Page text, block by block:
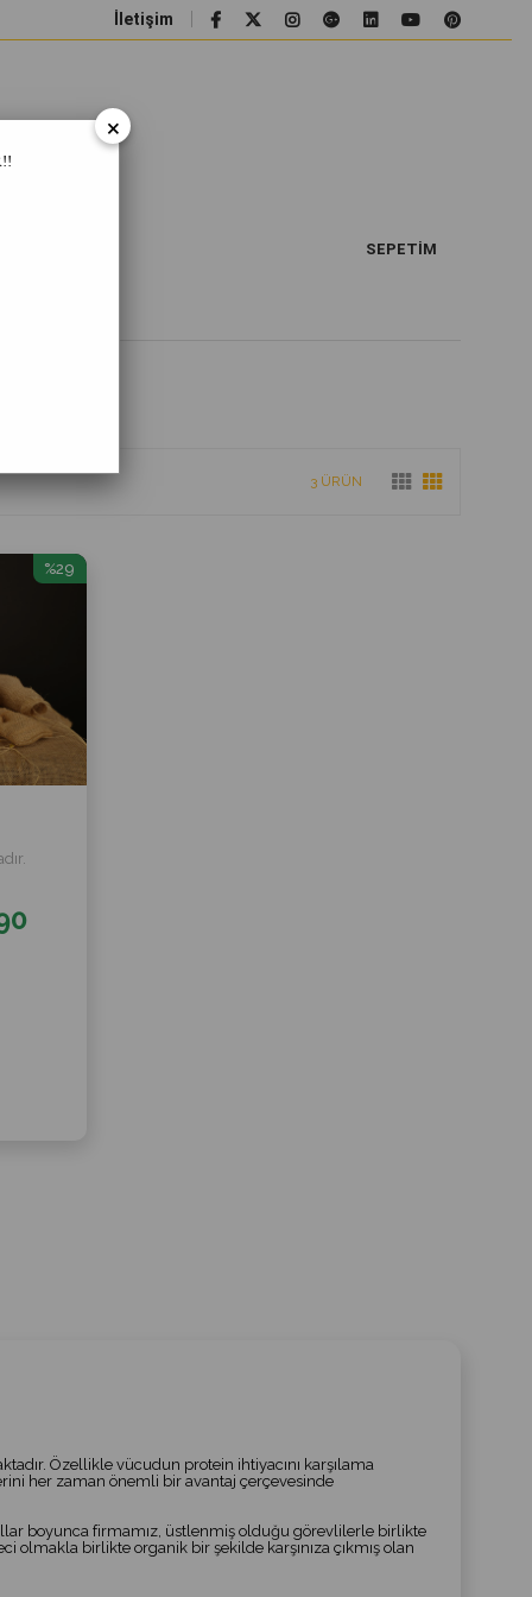
İletişim
SEPETIM
3 ÜRÜN
%29
Özellikle vücudun protein ihtiyacını karşılama
her zaman önemli bir avantaj çerçevesinde
boyunca firmamız, üstlenmiş olduğu görevlilerle birlikte
birlikte organik bir şekilde karşınıza çıkmış olan
×